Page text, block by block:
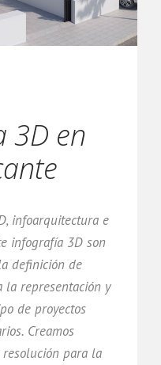
3D en
infoarquitectura e
infografía 3D son
definición de
la representación y
de proyectos
Creamos
para la